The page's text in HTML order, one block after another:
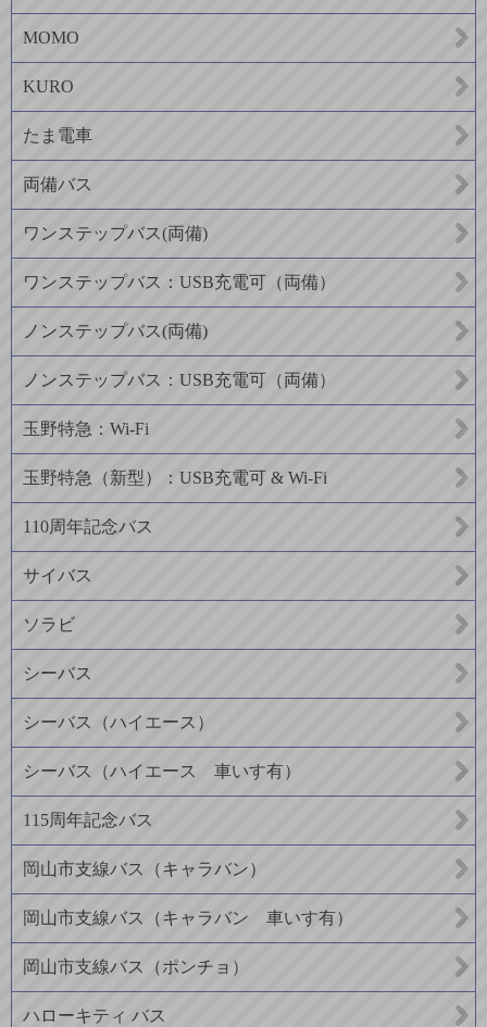
MOMO
KURO
たま電車
両備バス
ワンステップバス(両備)
ワンステップバス：USB充電可（両備）
ノンステップバス(両備)
ノンステップバス：USB充電可（両備）
玉野特急：Wi-Fi
玉野特急（新型）：USB充電可 & Wi-Fi
110周年記念バス
サイバス
ソラビ
シーバス
シーバス（ハイエース）
シーバス（ハイエース 車いす有）
115周年記念バス
岡山市支線バス（キャラバン）
岡山市支線バス（キャラバン 車いす有）
岡山市支線バス（ポンチョ）
ハローキティ バス